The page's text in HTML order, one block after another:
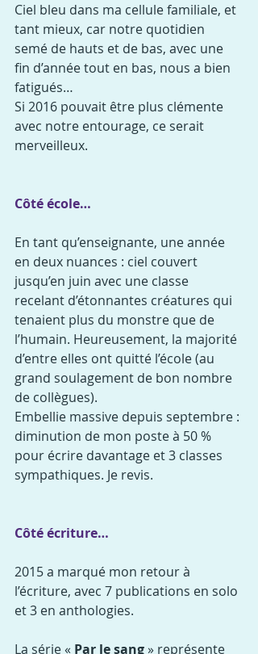
Ciel bleu dans ma cellule familiale, et
tant mieux, car notre quotidien
semé de hauts et de bas, avec une
fin d’année tout en bas, nous a bien
fatigués…
Si 2016 pouvait être plus clémente
avec notre entourage, ce serait
merveilleux.
Côté école…
En tant qu’enseignante, une année
en deux nuances : ciel couvert
jusqu’en juin avec une classe
recelant d’étonnantes créatures qui
tenaient plus du monstre que de
l’humain. Heureusement, la majorité
d’entre elles ont quitté l’école (au
grand soulagement de bon nombre
de collègues).
Embellie massive depuis septembre :
diminution de mon poste à 50 %
pour écrire davantage et 3 classes
sympathiques. Je revis.
Côté écriture…
2015 a marqué mon retour à
l’écriture, avec 7 publications en solo
et 3 en anthologies.
La série « Par le sang » représente